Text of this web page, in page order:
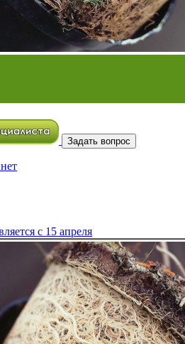
Задать вопрос
с 15 апреля